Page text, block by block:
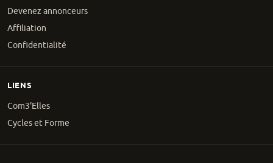
Devenez annonceurs
Affiliation
Confidentialité
LIENS
Com3'Elles
Cycles et Forme